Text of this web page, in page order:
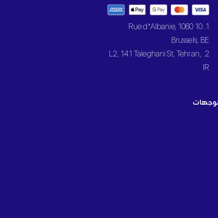
1. 10 Rue d’Albanie, 1060
Brussels, BE
2. L2, 141 Taleghani St, Tehran,
IR